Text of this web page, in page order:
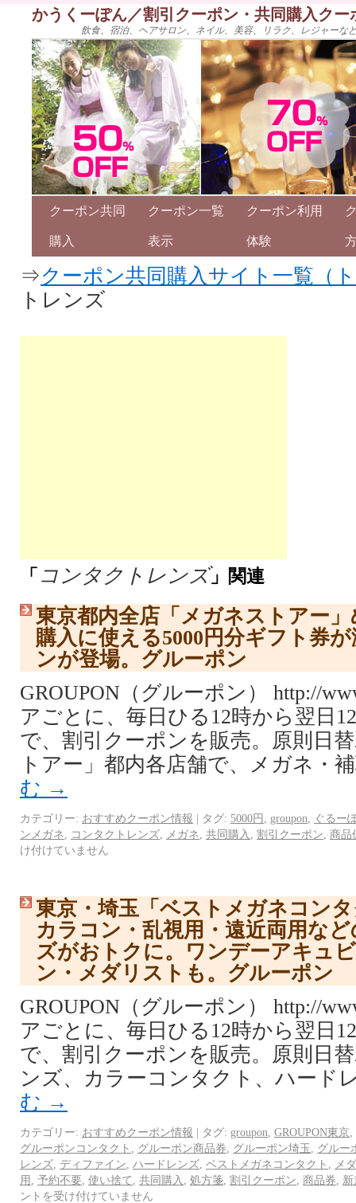
かうくーぽん／割引クーポン・共同購入ク
飲食、宿泊、ヘアサロン、ネイル、美容、リラク、レジャー
クーポン共同
購入
クーポン一覧
表示
クーポン利用
体験
⇒クーポン共同購入サイト一覧（
トレンズ
「 コンタクトレンズ」関連
東京都内全店「メガネストアー
購入に使える5000円分ギフト券
ンが登場。グルーポン
GROUPON（グルーポン） http://
アごとに、毎日ひる12時から翌日
で、割引クーポンを販売。原則日
トアー」都内各店舗で、メガネ・
む →
カテゴリー: おすすめクーポン情報 | タグ: 5000円 groupon
ぐるー
ンメガネ
コンタクトレンズ メガネ 共同購入 割引クーポン 商品
け付けていません
東京・埼玉「ベストメガネコン
カラコン・乱視用・遠近両用な
ズがおトクに。ワンデーアキュ
ン・メダリストも。グルーポン
GROUPON（グルーポン） http://
アごとに、毎日ひる12時から翌日
で、割引クーポンを販売。原則日
ンズ、カラーコンタクト、ハー
む →
カテゴリー: おすすめクーポン情報 | タグ: groupon GROUPON東京
グルーポンコンタクト
グルーポン商品券 グルーポン埼玉
グルー
レンズ ディファイン ハードレンズ ベストメガネコンタクト
メ
用
予約不要 使い捨て 共同購入 処方箋 割引クーポン 商品券
ントを受け付けていません